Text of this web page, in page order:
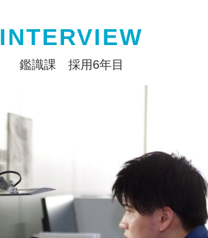
INTERVIEW
鑑識課 採用6年目